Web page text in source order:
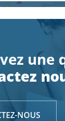
une
NOUS